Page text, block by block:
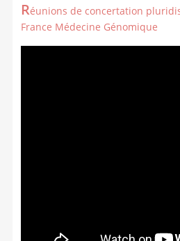
Réunions de concertation
France Médecine Génomique